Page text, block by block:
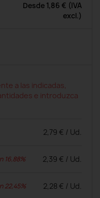
Desde 1,86 € (IVA
excl.)
a las indicadas,
e introduzca
2,79 € / Ud.
16,88% 2,39 € / Ud.
22,45% 2,28 € / Ud.